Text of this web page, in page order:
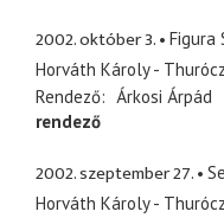
2002. október 3.
Figura
Horváth Károly -
Rendező
Árkosi Árpád
rendező
2002. szeptember 27.
Horváth Károly -